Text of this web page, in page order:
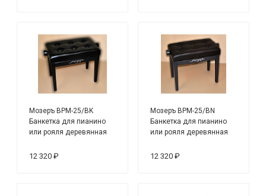
Мозеръ BPM-25/BK
Банкетка для пианино
или рояля деревянная
12 320 ₽
Мозеръ BPM-25/BN
Банкетка для пианино
или рояля деревянная
12 320 ₽